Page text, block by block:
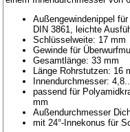
Außengewindenippel
DIN 3861, leichte
Schlüsselweite: 17 mm
Gewinde für
Gesamtlänge: 33 mm
Länge Rohrstutzen: 16
Innendurchmesser:
passend für
mm
Außendurchmesser
mit 24°-Innekonus für